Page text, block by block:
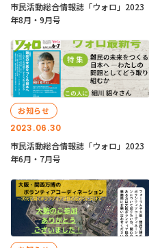
市民活動総合情報誌「ウォロ」2023
年8月・9月号
2023.06.30
お知らせ
市民活動総合情報誌「ウォロ」2023
年6月・7月号